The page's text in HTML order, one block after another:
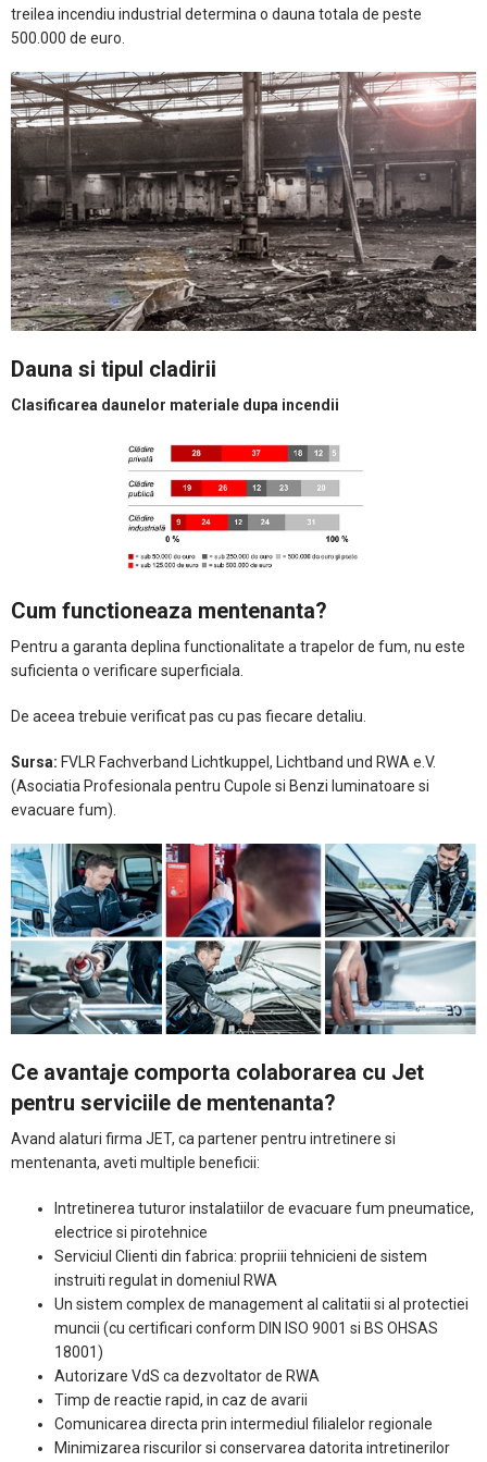
treilea incendiu industrial determina o dauna totala de peste
500.000 de euro.
Dauna si tipul cladirii
Clasificarea daunelor materiale dupa incendii
Cum functioneaza mentenanta?
Pentru a garanta deplina functionalitate a trapelor de fum, nu este
suficienta o verificare superficiala.
De aceea trebuie verificat pas cu pas fiecare detaliu.
Sursa: FVLR Fachverband Lichtkuppel, Lichtband und RWA e.V.
(Asociatia Profesionala pentru Cupole si Benzi luminatoare si
evacuare fum).
Ce avantaje comporta colaborarea cu Jet
pentru serviciile de mentenanta?
Avand alaturi firma JET, ca partener pentru intretinere si
mentenanta, aveti multiple beneficii:
Intretinerea tuturor instalatiilor de evacuare fum pneumatice,
electrice si pirotehnice
Serviciul Clienti din fabrica: propriii tehnicieni de sistem
instruiti regulat in domeniul RWA
Un sistem complex de management al calitatii si al protectiei
muncii (cu certificari conform DIN ISO 9001 si BS OHSAS
18001)
Autorizare VdS ca dezvoltator de RWA
Timp de reactie rapid, in caz de avarii
Comunicarea directa prin intermediul filialelor regionale
Minimizarea riscurilor si conservarea datorita intretinerilor